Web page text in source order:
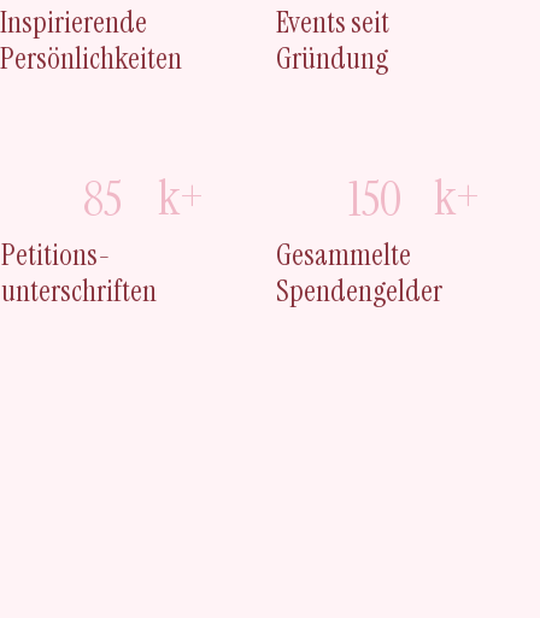
Inspirierende
Persönlichkeiten
Events seit
Gründung
85 k+
Petitions-
unterschriften
150 k+
Gesammelte
Spendengelder